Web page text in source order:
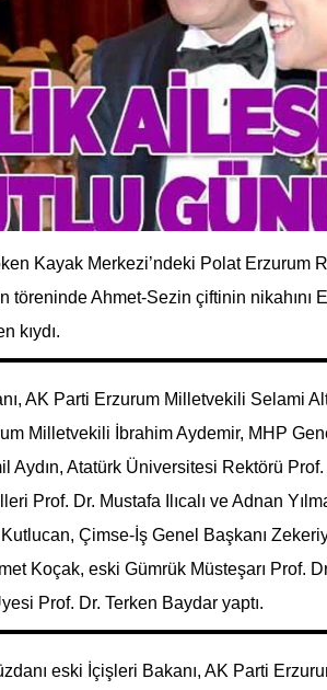
Kayak Merkezi’ndeki Polat Erzurum
töreninde Ahmet-Sezin çiftinin nikahını
kıydı.
AK Parti Erzurum Milletvekili Selami
Milletvekili İbrahim Aydemir, MHP
Aydın, Atatürk Üniversitesi Rektörü Prof.
Prof. Dr. Mustafa Ilıcalı ve Adnan
Çimse-İş Genel Başkanı
Koçak, eski Gümrük Müsteşarı Prof.
Prof. Dr. Terken Baydar yaptı.
eski İçişleri Bakanı, AK Parti